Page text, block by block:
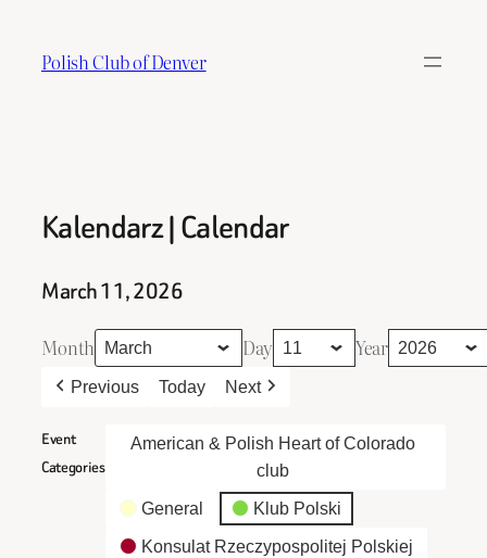
content
Polish Club of Denver
Kalendarz | Calendar
March 11, 2026
Month Day Year
Previous Today Next
Event
Categories
American & Polish Heart of Colorado
club
General Klub Polski
Konsulat Rzeczypospolitej Polskiej